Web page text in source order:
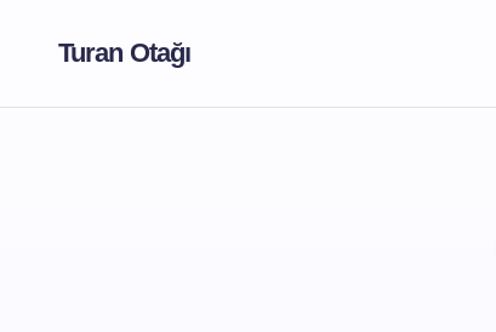
Turan Otağı